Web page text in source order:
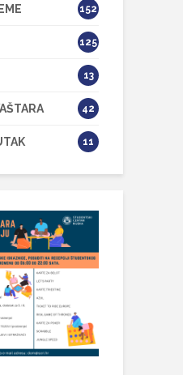
152
125
13
42
11